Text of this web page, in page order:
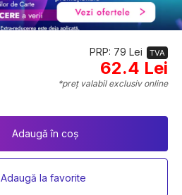
PRP: 79 Lei TVA
62.4 Lei
*preț valabil exclusiv online
Adaugă în coș
Adaugă la favorite